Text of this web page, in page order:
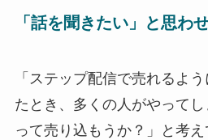
「話を聞きたい」と思わ
「ステップ配信で売れるよ
たとき、多くの人がやって
って売り込もうか？」と考え